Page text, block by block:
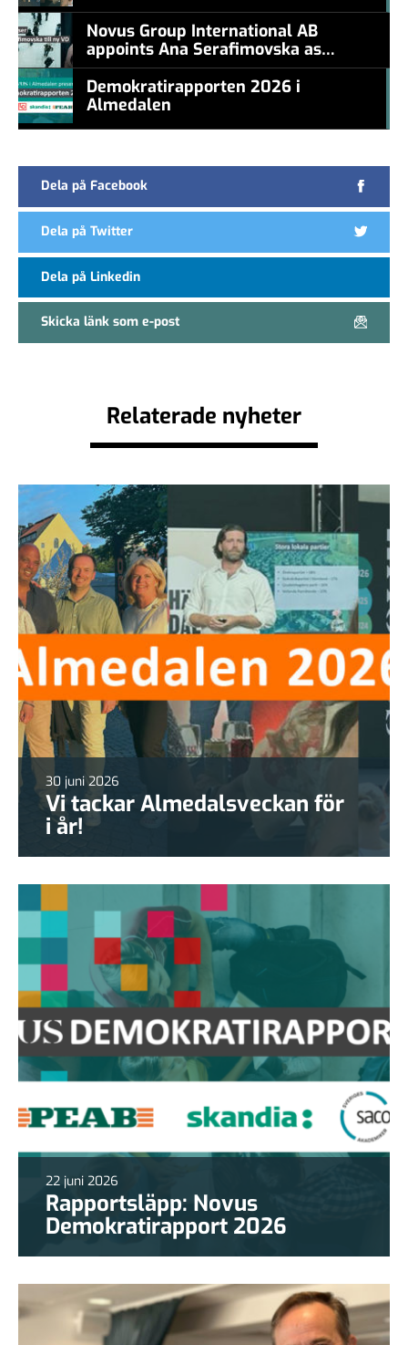
Novus Group International AB
appoints Ana Serafimovska as
new CEO
Demokratirapporten 2026 i
Almedalen
Dela på Facebook
Dela på Twitter
Dela på Linkedin
Skicka länk som e-post
Relaterade nyheter
30 juni 2026
Vi tackar Almedalsveckan för
i år!
22 juni 2026
Rapportsläpp: Novus
Demokratirapport 2026